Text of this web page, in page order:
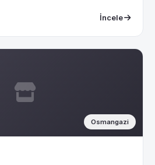
İncele
Osmangazi